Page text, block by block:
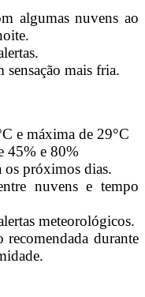
algumas nuvens ao
sensação mais fria.
e máxima de 29°C
45% e 80%
os próximos dias.
nuvens e tempo
meteorológicos.
recomendada durante